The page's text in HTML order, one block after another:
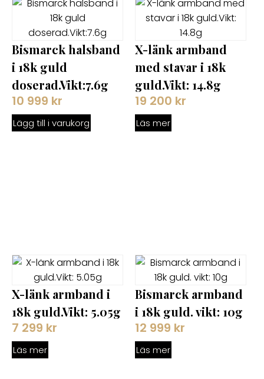
Bismarck halsband
i 18k guld
doserad.Vikt:7.6g
10 999 kr
Lägg till i varukorg
X-länk armband
med stavar i 18k
guld.Vikt: 14.8g
19 200 kr
Läs mer
X-länk armband i
18k guld.Vikt: 5.05g
7 299 kr
Läs mer
Bismarck armband
i 18k guld. vikt: 10g
12 999 kr
Läs mer